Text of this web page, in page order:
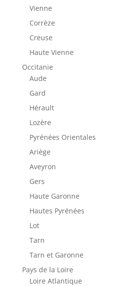
Vienne
Corrèze
Creuse
Haute Vienne
Occitanie
Aude
Gard
Hérault
Lozère
Pyrénées Orientales
Ariège
Aveyron
Gers
Haute Garonne
Hautes Pyrénées
Lot
Tarn
Tarn et Garonne
Pays de la Loire
Loire Atlantique